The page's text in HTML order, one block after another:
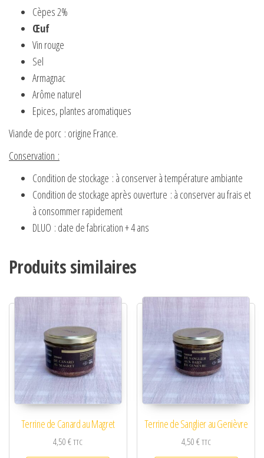
Cèpes 2%
Œuf
Vin rouge
Sel
Armagnac
Arôme naturel
Epices, plantes aromatiques
Viande de porc : origine France.
Conservation :
Condition de stockage : à conserver à température ambiante
Condition de stockage après ouverture : à conserver au frais et
à consommer rapidement
DLUO : date de fabrication + 4 ans
Produits similaires
Terrine de Canard au Magret
4,50€TTC
Terrine de Sanglier au Genièvre
4,50€TTC